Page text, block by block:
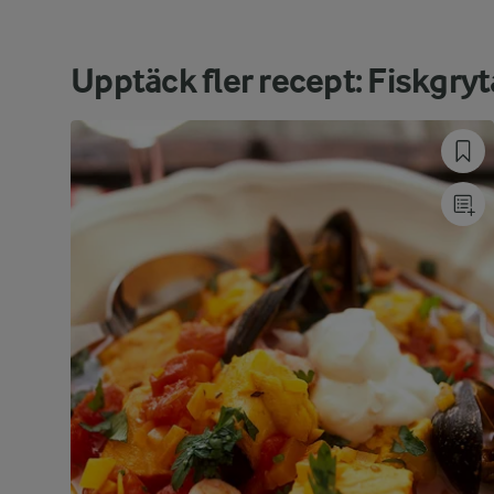
Upptäck fler recept: